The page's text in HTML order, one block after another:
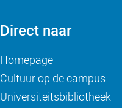
Direct naar
Homepage
Cultuur op de campus
Universiteitsbibliotheek